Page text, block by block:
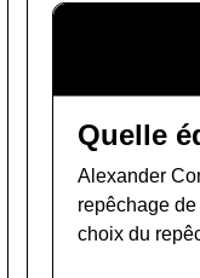
Quelle
Alexander
repêchage
choix du